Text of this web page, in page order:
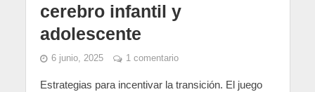
cerebro infantil y
adolescente
6 junio, 2025 1 comentario
Estrategias para incentivar la transición. El juego